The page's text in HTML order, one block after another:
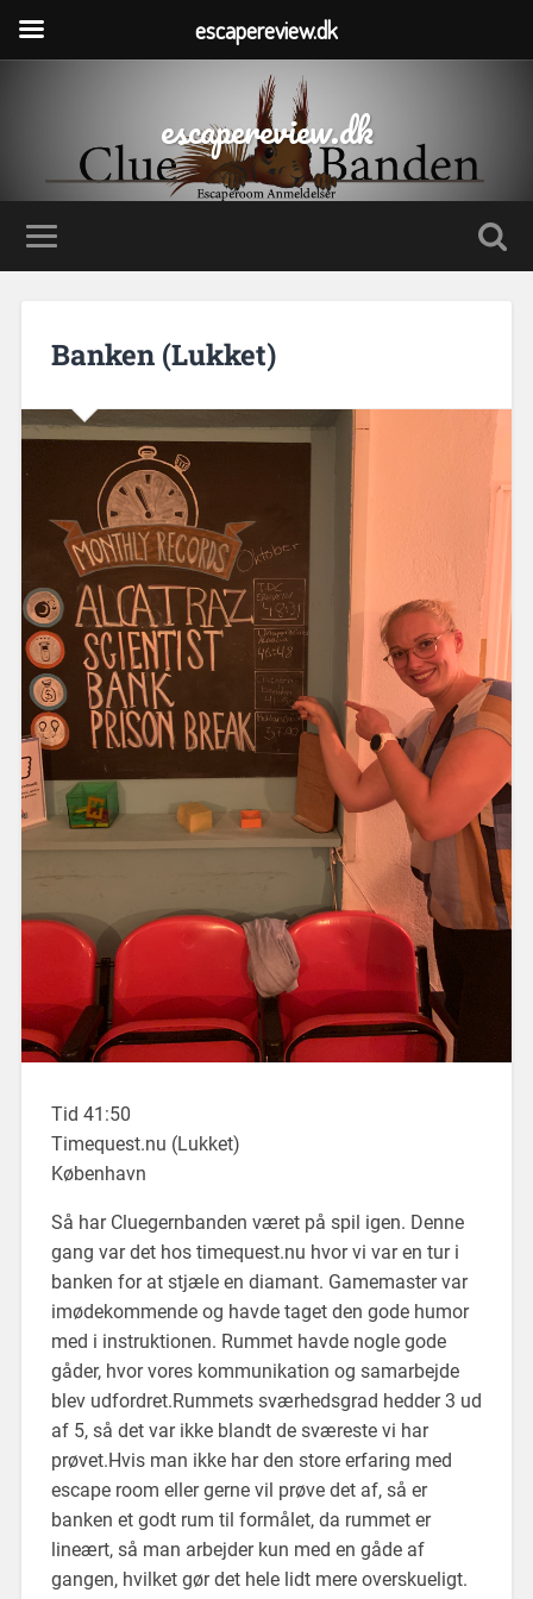
escapereview.dk
Banken (Lukket)
Tid 41:50
Timequest.nu (Lukket)
København
Så har Cluegernbanden været på spil igen. Denne
gang var det hos timequest.nu hvor vi var en tur i
banken for at stjæle en diamant. Gamemaster var
imødekommende og havde taget den gode humor
med i instruktionen. Rummet havde nogle gode
gåder, hvor vores kommunikation og samarbejde
blev udfordret.Rummets sværhedsgrad hedder 3 ud
af 5, så det var ikke blandt de sværeste vi har
prøvet.Hvis man ikke har den store erfaring med
escape room eller gerne vil prøve det af, så er
banken et godt rum til formålet, da rummet er
lineært, så man arbejder kun med en gåde af
gangen, hvilket gør det hele lidt mere overskueligt.
escapereview.dk